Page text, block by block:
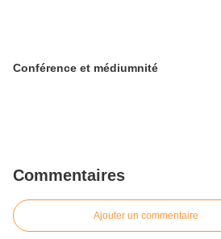
Conférence et médiumnité
Commentaires
Ajouter un commentaire